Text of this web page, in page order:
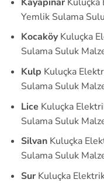
Yemlik Sulama
KocaköyKuluçka
Sulama Suluk
Kulp Kuluçka
Sulama Suluk
Lice Kuluçka
Sulama Suluk
Silvan Kuluçka
Sulama Suluk
Sur Kuluçka